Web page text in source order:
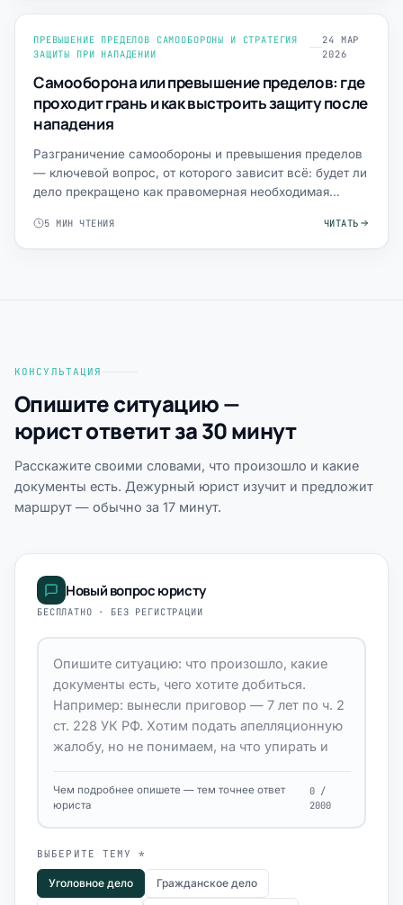
ПРЕВЫШЕНИЕ ПРЕДЕЛОВ САМООБОРОНЫ И СТРАТЕГИЯ
ЗАЩИТЫ ПРИ НАПАДЕНИИ
24 МАР
2026
Самооборона или превышение пределов: где
проходит грань и как выстроить защиту после
нападения
Разграничение самообороны и превышения пределов
— ключевой вопрос, от которого зависит всё: будет ли
дело прекращено как правомерная необходимая
5 МИН ЧТЕНИЯ ЧИТАТЬ
КОНСУЛЬТАЦИЯ
Опишите ситуацию —
юрист ответит за 30 минут
Расскажите своими словами, что произошло и какие
документы есть. Дежурный юрист изучит и предложит
маршрут — обычно за 17 минут.
Новый вопрос юристу
БЕСПЛАТНО · БЕЗ РЕГИСТРАЦИИ
Чем подробнее опишете — тем точнее ответ
юриста
0 /
2000
ВЫБЕРИТЕ ТЕМУ *
Уголовное дело Гражданское дело